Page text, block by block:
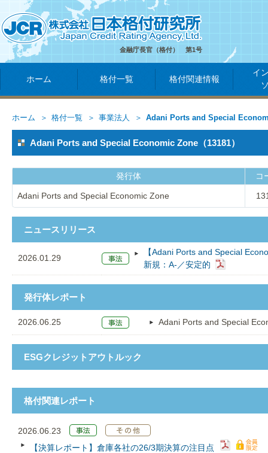
金融庁長官（格付） 第1号
ホーム 格付一覧 格付関連情報
イ
ホーム 格付一覧 事業法人 Adani Ports and Special
Adani Ports and Special Economic Zone（13181）
発行体 コ
Adani Ports and Special Economic Zone
ニュースリリース
2026.01.29
【Adani Ports and Special
新規：A-／安定的
発行体レポート
2026.06.25 Adani Ports and Special
ESGクレジットアウトルック
格付関連レポート
2026.06.23
【決算レポート】倉庫各社の26/3期決算の注目点